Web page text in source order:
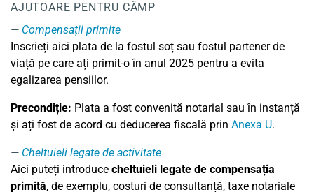
AJUTOARE PENTRU CÂMP
Compensații primite
Inscrieți aici plata de la fostul soț sau fostul partener de
viață pe care ați primit-o în anul 2025 pentru a evita
egalizarea pensiilor.
Precondiție: Plata a fost convenită notarial sau în instanță
și ați fost de acord cu deducerea fiscală prin Anexa U.
Cheltuieli legate de activitate
Aici puteți introduce cheltuieli legate de compensația
primită, de exemplu, costuri de consultanță, taxe notariale